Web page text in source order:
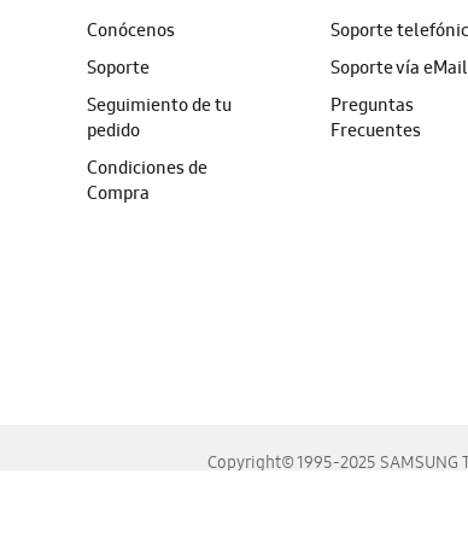
Conócenos
Soporte
Seguimiento de tu
pedido
Condiciones de
Compra
Soporte
Soporte vía eMail
Preguntas
Frecuentes
Copyright© 1995-2025 SAMSUNG